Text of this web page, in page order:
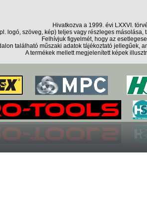
Hivatkozva a 1999. évi LXXVI.
logó, szöveg, kép) teljes vagy részleges
Felhívjuk figyelmét, hogy az
található műszaki adatok tájékoztató jellegűek,
A termékek mellett megjelenített képek